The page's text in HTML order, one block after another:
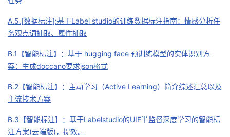
A.5.[数据标注]:基于Label studio的训练数据标注指南：情感分析任
务观点词抽取、属性抽取
B.1【智能标注】：基于 hugging face 预训练模型的实体识别方
案：生成doccano要求json格式
B.2【智能标注】：主动学习（Active Learning）简介综述汇总以及
主流技术方案
B.3【智能标注】：基于Labelstudio的UIE半监督深度学习的智能标
注方案(云端版)，提效。